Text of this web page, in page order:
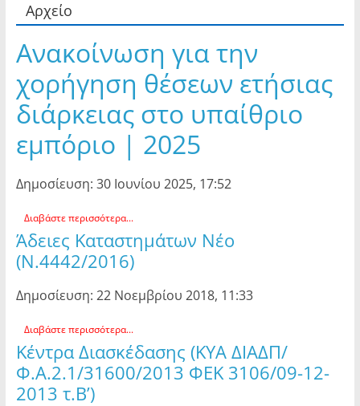
Αρχείο
Ανακοίνωση για την
χορήγηση θέσεων ετήσιας
διάρκειας στο υπαίθριο
εμπόριο | 2025
Δημοσίευση: 30 Ιουνίου 2025, 17:52
Διαβάστε περισσότερα...
Άδειες Καταστημάτων Νέο
(Ν.4442/2016)
Δημοσίευση: 22 Νοεμβρίου 2018, 11:33
Διαβάστε περισσότερα...
Κέντρα Διασκέδασης (ΚΥΑ ΔΙΑΔΠ/
Φ.Α.2.1/31600/2013 ΦΕΚ 3106/09-12-
2013 τ.Β’)